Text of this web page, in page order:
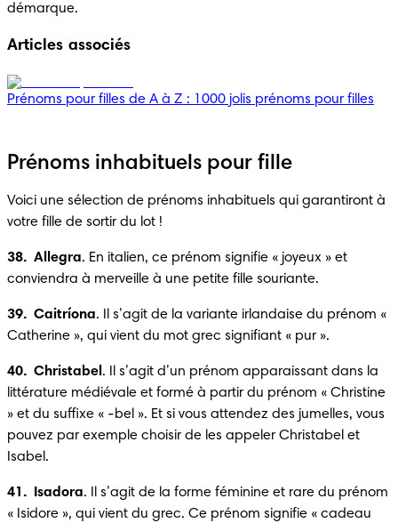
démarque.
Articles associés
Prénoms pour filles de A à Z : 1000 jolis prénoms pour filles
Prénoms inhabituels pour fille
Voici une sélection de prénoms inhabituels qui garantiront à
votre fille de sortir du lot !
38.  Allegra. En italien, ce prénom signifie « joyeux » et
conviendra à merveille à une petite fille souriante.
39.  Caitríona. Il s’agit de la variante irlandaise du prénom «
Catherine », qui vient du mot grec signifiant « pur ».
40.  Christabel . Il s’agit d’un prénom apparaissant dans la
littérature médiévale et formé à partir du prénom « Christine
» et du suffixe « -bel ». Et si vous attendez des jumelles, vous
pouvez par exemple choisir de les appeler Christabel et
Isabel.
41.  Isadora. Il s’agit de la forme féminine et rare du prénom
« Isidore », qui vient du grec. Ce prénom signifie « cadeau